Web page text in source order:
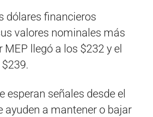
dólares financieros
valores nominales más
MEP llegó a los $232 y el
esperan señales desde el
ayuden a mantener o bajar